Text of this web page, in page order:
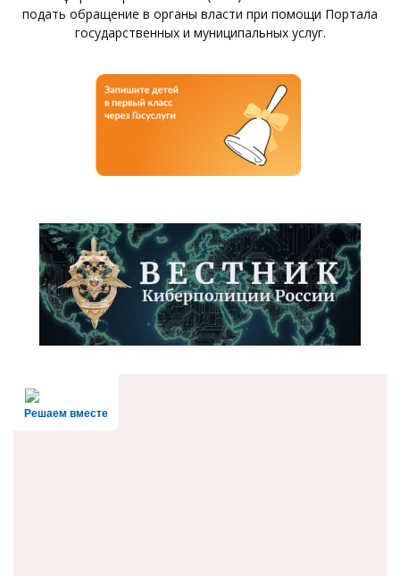
подать обращение в органы власти при помощи Портала
государственных и муниципальных услуг.
Решаем вместе